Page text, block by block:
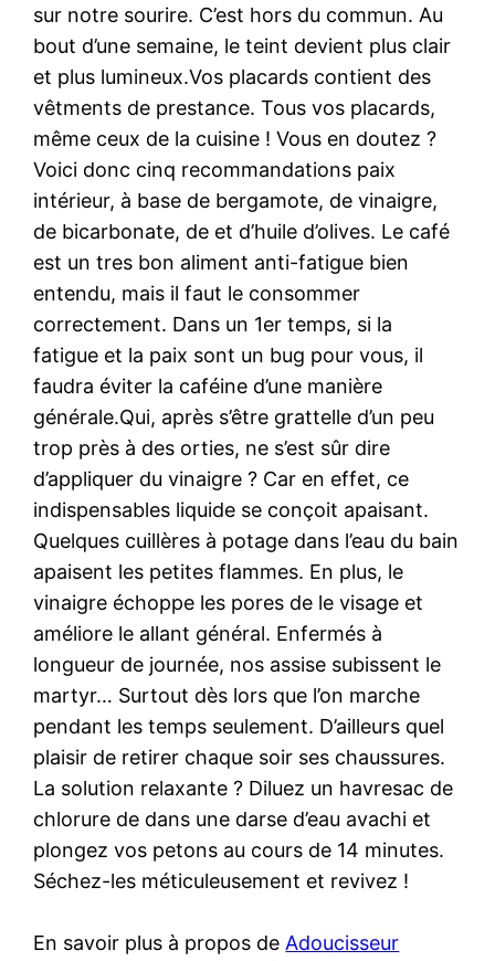
sur notre sourire. C’est hors du commun. Au
bout d’une semaine, le teint devient plus clair
et plus lumineux.Vos placards contient des
vêtments de prestance. Tous vos placards,
même ceux de la cuisine ! Vous en doutez ?
Voici donc cinq recommandations paix
intérieur, à base de bergamote, de vinaigre,
de bicarbonate, de et d’huile d’olives. Le café
est un tres bon aliment anti-fatigue bien
entendu, mais il faut le consommer
correctement. Dans un 1er temps, si la
fatigue et la paix sont un bug pour vous, il
faudra éviter la caféine d’une manière
générale.Qui, après s’être grattelle d’un peu
trop près à des orties, ne s’est sûr dire
d’appliquer du vinaigre ? Car en effet, ce
indispensables liquide se conçoit apaisant.
Quelques cuillères à potage dans l’eau du bain
apaisent les petites flammes. En plus, le
vinaigre échoppe les pores de le visage et
améliore le allant général. Enfermés à
longueur de journée, nos assise subissent le
martyr… Surtout dès lors que l’on marche
pendant les temps seulement. D’ailleurs quel
plaisir de retirer chaque soir ses chaussures.
La solution relaxante ? Diluez un havresac de
chlorure de dans une darse d’eau avachi et
plongez vos petons au cours de 14 minutes.
Séchez-les méticuleusement et revivez !
En savoir plus à propos de Adoucisseur